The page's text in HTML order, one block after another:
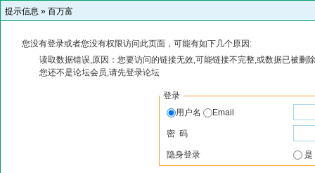
提示信息 » 百万富
您没有登录或者您没有权限访问此页面，可能有如下几个原因:
读取数据错误,原因：您要访问的链接无效,可能链接不完整,或数据已被删
您还不是论坛会员,请先登录论坛
登录
用户名
Email
密 码
隐身登录